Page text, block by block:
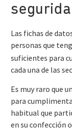
Las fichas de
personas que
suficientes para
cada una de las
Es muy raro que
para
habitual que
en su confección